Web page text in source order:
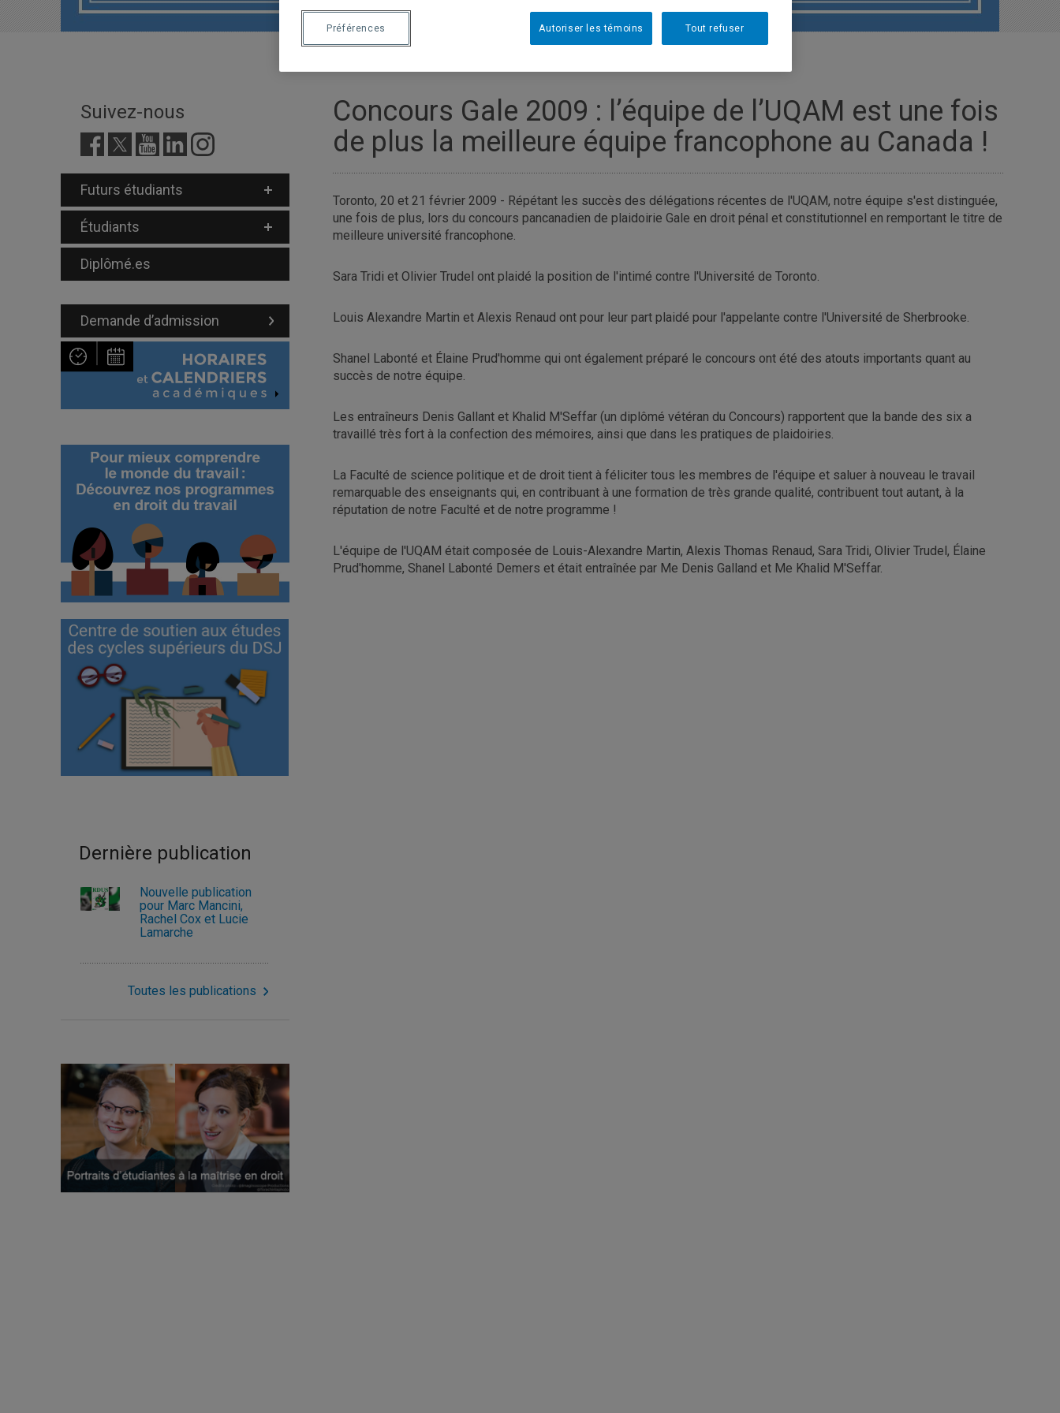
Suivez-nous
Futurs étudiants
Étudiants
Diplômé.es
Demande d’admission
Dernière publication
Nouvelle publication
pour Marc Mancini,
Rachel Cox et Lucie
Lamarche
Toutes les publications
Concours Gale 2009 : l’équipe de l’UQAM est une fois
de plus la meilleure équipe francophone au Canada !
Toronto, 20 et 21 février 2009 - Répétant les succès des délégations récentes de l'UQAM, notre équipe s'est distinguée,
une fois de plus, lors du concours pancanadien de plaidoirie Gale en droit pénal et constitutionnel en remportant le titre de
meilleure université francophone.
Sara Tridi et Olivier Trudel ont plaidé la position de l'intimé contre l'Université de Toronto.
Louis Alexandre Martin et Alexis Renaud ont pour leur part plaidé pour l'appelante contre l'Université de Sherbrooke.
Shanel Labonté et Élaine Prud'homme qui ont également préparé le concours ont été des atouts importants quant au
succès de notre équipe.
Les entraîneurs Denis Gallant et Khalid M'Seffar (un diplômé vétéran du Concours) rapportent que la bande des six a
travaillé très fort à la confection des mémoires, ainsi que dans les pratiques de plaidoiries.
La Faculté de science politique et de droit tient à féliciter tous les membres de l'équipe et saluer à nouveau le travail
remarquable des enseignants qui, en contribuant à une formation de très grande qualité, contribuent tout autant, à la
réputation de notre Faculté et de notre programme !
L'équipe de l'UQAM était composée de Louis-Alexandre Martin, Alexis Thomas Renaud, Sara Tridi, Olivier Trudel, Élaine
Prud'homme, Shanel Labonté Demers et était entraînée par Me Denis Galland et Me Khalid M'Seffar.
Tout refuser
Autoriser les témoins
Préférences